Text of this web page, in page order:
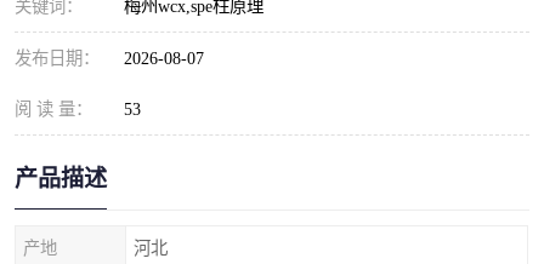
关键词： 梅州wcx,spe柱原理
发布日期： 2026-08-07
阅 读 量： 53
产品描述
产地 河北